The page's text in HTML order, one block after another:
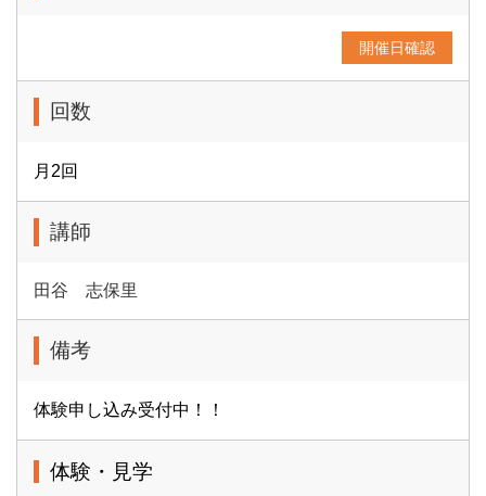
開催日確認
回数
月2回
講師
田谷 志保里
備考
体験申し込み受付中！！
体験・見学